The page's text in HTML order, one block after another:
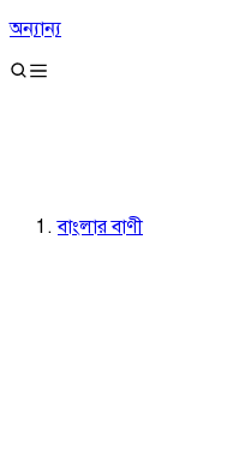
অন্যান্য
বাংলার বাণী